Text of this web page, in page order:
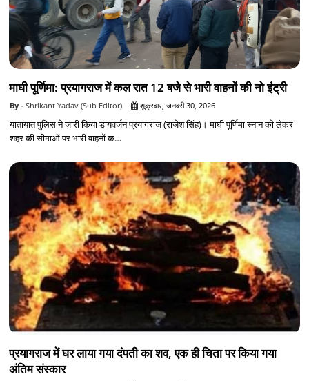
माघी पूर्णिमा: प्रयागराज में कल रात 12 बजे से भारी वाहनों की नो इंट्री
Shrikant Yadav (Sub Editor) शुक्रवार, जनवरी 30, 2026
यातायात पुलिस ने जारी किया डायवर्जन प्रयागराज (राजेश सिंह)। माघी पूर्णिमा स्नान को लेकर
शहर की सीमाओं पर भारी वाहनों क…
प्रयागराज में घर लाया गया दंपती का शव, एक ही चिता पर किया गया
अंतिम संस्कार